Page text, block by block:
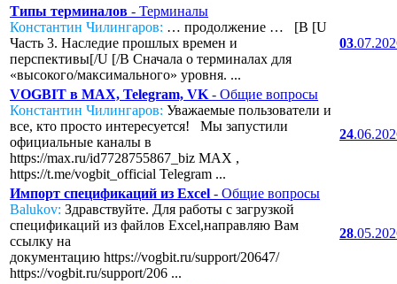
Типы терминалов - Терминалы
Константин Чилингаров: … продолжение … [B [U
Часть 3. Наследие прошлых времен и
перспективы[/U [/B Сначала о терминалах для
«высокого/максимального» уровня. ...
03
VOGBIT в MAX, Telegram, VK - Общие вопросы
Константин Чилингаров: Уважаемые пользователи и
все, кто просто интересуется! Мы запустили
официальные каналы в
https://max.ru/id7728755867_biz MAX ,
https://t.me/vogbit_official Telegram ...
24
Импорт спецификаций из Excel - Общие вопросы
Balukov: Здравствуйте. Для работы с загрузкой
спецификаций из файлов Excel,направляю Вам
ссылку на
документацию https://vogbit.ru/support/20647/
https://vogbit.ru/support/206 ...
28